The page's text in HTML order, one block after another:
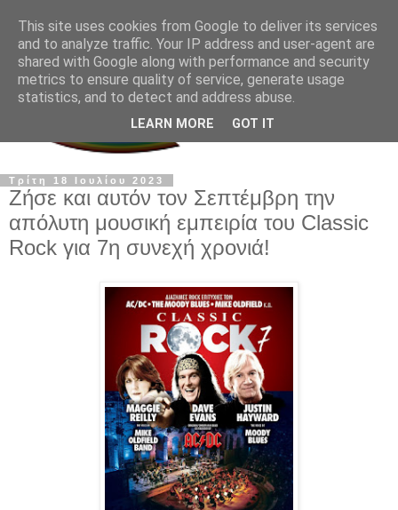
Τρίτη 18 Ιουλίου 2023
Ζήσε και αυτόν τον Σεπτέμβρη την
απόλυτη μουσική εμπειρία του Classic
Rock για 7η συνεχή χρονιά!
This site uses cookies from Google to deliver its services
and to analyze traffic. Your IP address and user-agent are
shared with Google along with performance and security
metrics to ensure quality of service, generate usage
statistics, and to detect and address abuse.
LEARN MORE GOT IT